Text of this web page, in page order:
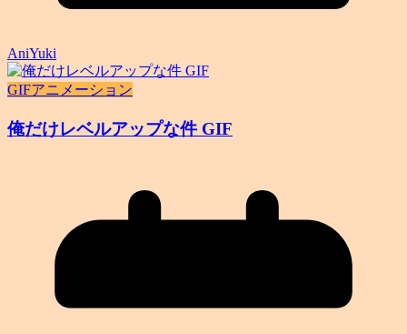
AniYuki
GIFアニメーション
俺だけレベルアップな件 GIF